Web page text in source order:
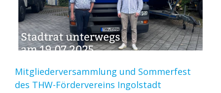
Mitgliederversammlung und Sommerfest
des THW-Fördervereins Ingolstadt